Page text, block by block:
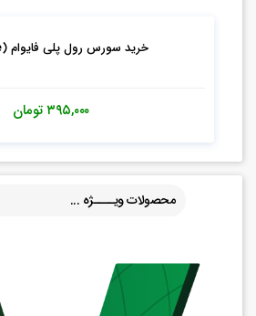
خرید سورس رول پلی فایوام (QBCore)
۳۹۵,۰۰۰تومان
محصولات ویــــژه ...